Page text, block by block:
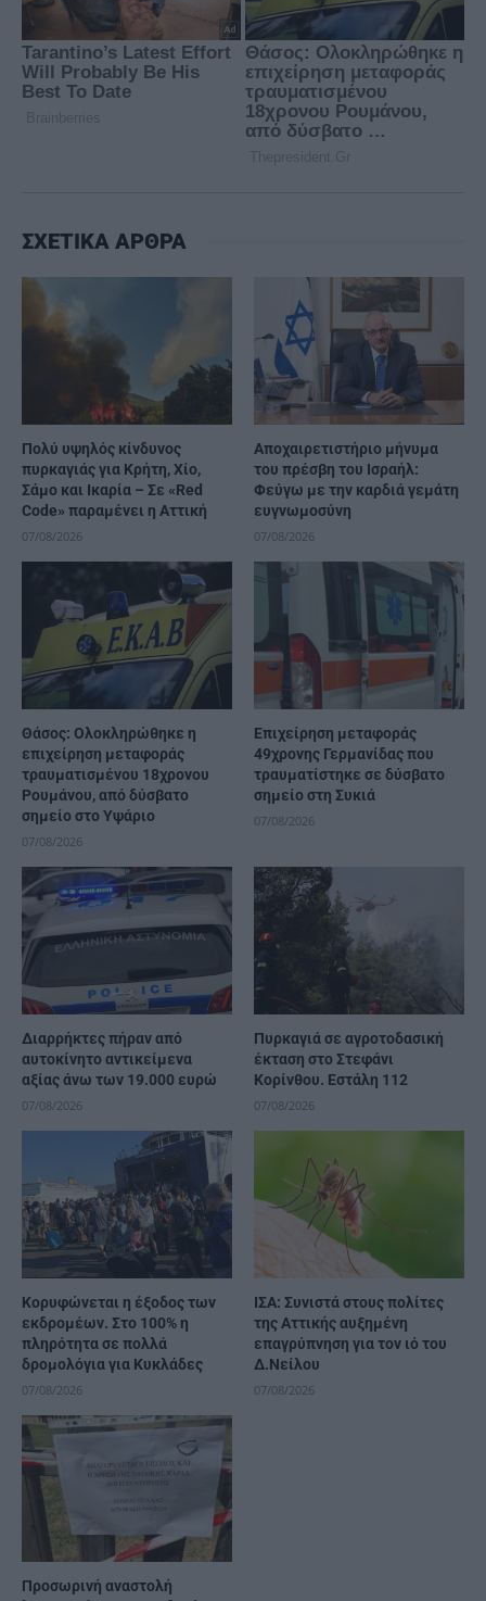
ΣΧΕΤΙΚΑ ΑΡΘΡΑ
Πολύ υψηλός κίνδυνος
πυρκαγιάς για Κρήτη, Χίο,
Σάμο και Ικαρία – Σε «Red
Code» παραμένει η Αττική
07/08/2026
Αποχαιρετιστήριο μήνυμα
του πρέσβη του Ισραήλ:
Φεύγω με την καρδιά γεμάτη
ευγνωμοσύνη
07/08/2026
Θάσος: Ολοκληρώθηκε η
επιχείρηση μεταφοράς
τραυματισμένου 18χρονου
Ρουμάνου, από δύσβατο
σημείο στο Υψάριο
07/08/2026
Επιχείρηση μεταφοράς
49χρονης Γερμανίδας που
τραυματίστηκε σε δύσβατο
σημείο στη Συκιά
07/08/2026
Διαρρήκτες πήραν από
αυτοκίνητο αντικείμενα
αξίας άνω των 19.000 ευρώ
07/08/2026
Πυρκαγιά σε αγροτοδασική
έκταση στο Στεφάνι
Κορίνθου. Εστάλη 112
07/08/2026
Κορυφώνεται η έξοδος των
εκδρομέων. Στο 100% η
πληρότητα σε πολλά
δρομολόγια για Κυκλάδες
07/08/2026
ΙΣΑ: Συνιστά στους πολίτες
της Αττικής αυξημένη
επαγρύπνηση για τον ιό του
Δ.Νείλου
07/08/2026
Προσωρινή αναστολή